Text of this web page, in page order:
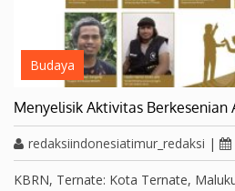
Budaya
Menyelisik Aktivitas Berkesenian
redaksiindonesiatimur_redaksi |
KBRN, Ternate: Kota Ternate,